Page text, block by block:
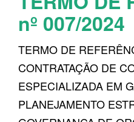
nº 007/2024
TERMO DE
CONTRATAÇÃO DE
ESPECIALIZADA EM
PLANEJAMENTO